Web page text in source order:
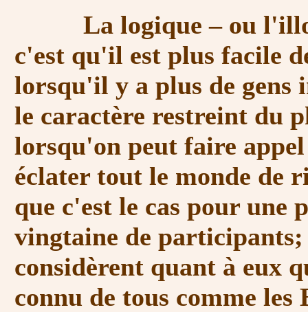
La logique – ou
c'est qu'il est plus facile
lorsqu'il y a plus de
le caractère restreint du
lorsqu'on peut faire
éclater tout le monde de
que c'est le cas pour une
vingtaine de participants;
considèrent quant à eux
connu de tous comme